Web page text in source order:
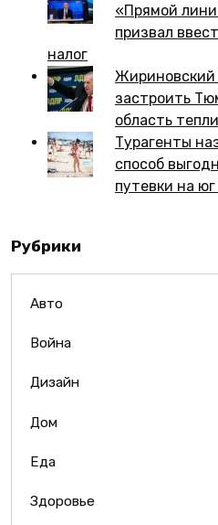
«Прямой
призвал
налог
Жириновский
застроить
область
Турагенты
способ
путевки на
Рубрики
Авто
Война
Дизайн
Дом
Еда
Здоровье